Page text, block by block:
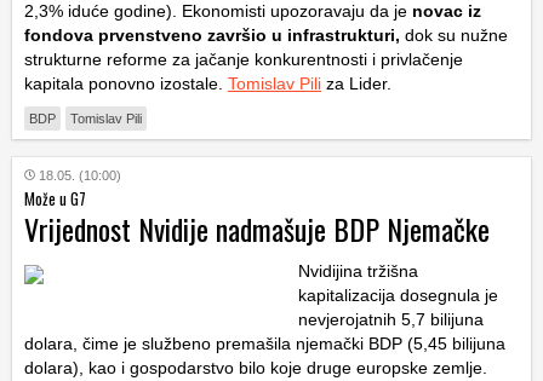
2,3% iduće godine). Ekonomisti upozoravaju da je novac iz
fondova prvenstveno završio u infrastrukturi, dok su nužne
strukturne reforme za jačanje konkurentnosti i privlačenje
kapitala ponovno izostale. Tomislav Pili za Lider.
BDP Tomislav Pili
18.05. (10:00)
Može u G7
Vrijednost Nvidije nadmašuje BDP Njemačke
Nvidijina tržišna
kapitalizacija dosegnula je
nevjerojatnih 5,7 bilijuna
dolara, čime je službeno premašila njemački BDP (5,45 bilijuna
dolara), kao i gospodarstvo bilo koje druge europske zemlje.